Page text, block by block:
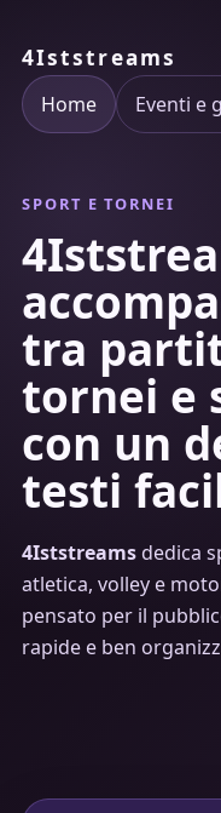
4Iststreams
Home Eventi e
SPORT E TORNEI
tra
tornei e
con un
testi
4Iststreamsdedica
atletica, volley e
pensato per il
rapide e ben